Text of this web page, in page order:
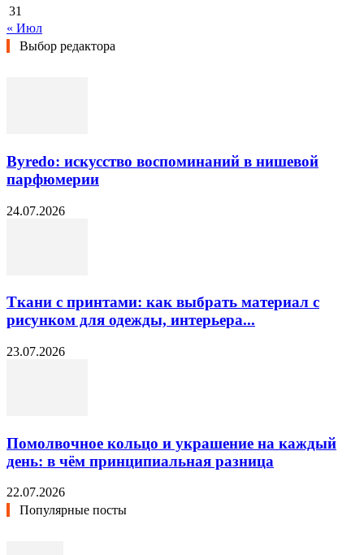
31
« Июл
Выбор редактора
Byredo: искусство воспоминаний в нишевой
парфюмерии
24.07.2026
Ткани с принтами: как выбрать материал с
рисунком для одежды, интерьера...
23.07.2026
Помолвочное кольцо и украшение на каждый
день: в чём принципиальная разница
22.07.2026
Популярные посты